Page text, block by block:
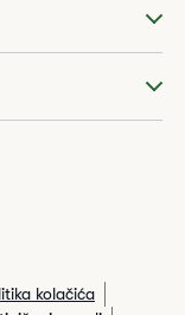
kolačića